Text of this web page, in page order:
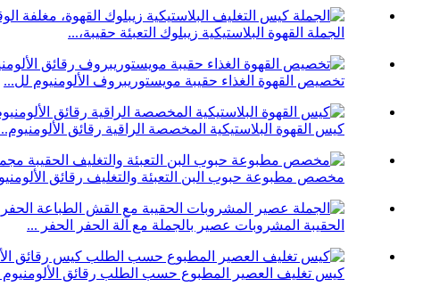
الجملة القهوة البلاستيكية زيبلوك التعبئة حقيبة،...
تخصيص القهوة الغذاء حقيبة مويستوريبروف الألومنيوم لل...
كيس القهوة البلاستيكية المخصصة الراقية رقائق
مخصص مطبوعة حبوب البن التعبئة والتغليف رقائق
الحقيبة المشروبات عصير بالجملة مع آلة الحفر الحفر ...
كيس تغليف العصير المطبوع حسب الطلب رقائق الألومنيوم